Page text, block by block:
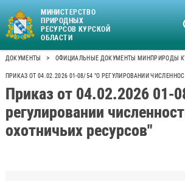
МИНИСТЕРСТВО
ПРИРОДНЫХ
РЕСУРСОВ КУРСКОЙ
ОБЛАСТИ
ДОКУМЕНТЫ > ОФИЦИАЛЬНЫЕ ДОКУМЕНТЫ МИНПРИРОДЫ
ПРИКАЗ ОТ 04.02.2026 01-08/54 "О РЕГУЛИРОВАНИИ
Приказ от 04.02.2026 01-
регулировании
охотничьих ресурсов"